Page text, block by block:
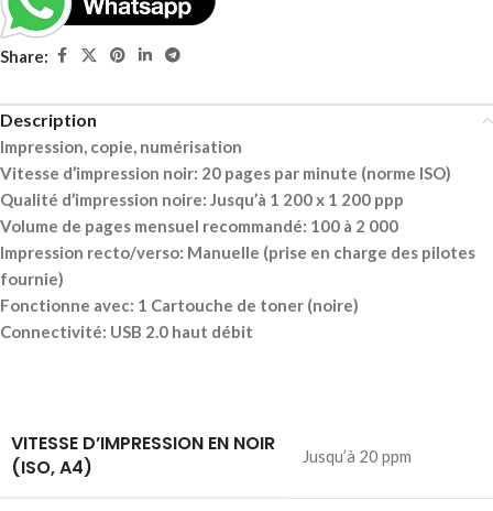
Share:
Description
Impression, copie, numérisation
Vitesse d’impression noir: 20 pages par minute (norme ISO)
Qualité d’impression noire: Jusqu’à 1 200 x 1 200 ppp
Volume de pages mensuel recommandé: 100 à 2 000
Impression recto/verso: Manuelle (prise en charge des pilotes
fournie)
Fonctionne avec: 1 Cartouche de toner (noire)
Connectivité: USB 2.0 haut débit
VITESSE D’IMPRESSION EN NOIR
(ISO, A4)
Jusqu’à 20 ppm